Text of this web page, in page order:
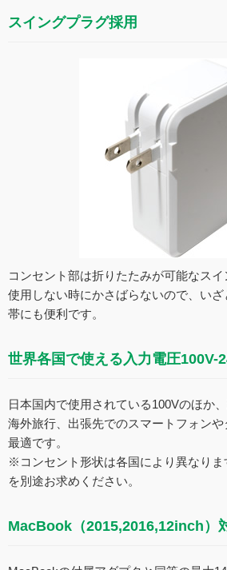
スイングプラグ採用
コンセント部は折りたたみが可能なスイ
使用しない時にかさばらないので、い
帯にも便利です。
世界各国で使える入力電圧100V-
日本国内で使用されている100Vのほか
海外旅行、出張先でのスマートフォン
最適です。
※コンセント形状は各国により異なり
を別途お求めください。
MacBook（2015,2016,12inch）